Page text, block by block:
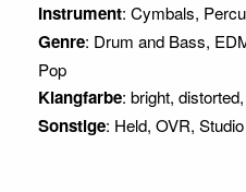
Instrument: Cymbals,
Genre: Drum and Bass,
Pop
Klangfarbe: bright,
Sonstige: Held, OVR, Studio